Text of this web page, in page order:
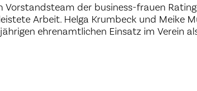
der business-frauen
Arbeit. Helga Krumbeck und Meike
ehrenamtlichen Einsatz im Verein